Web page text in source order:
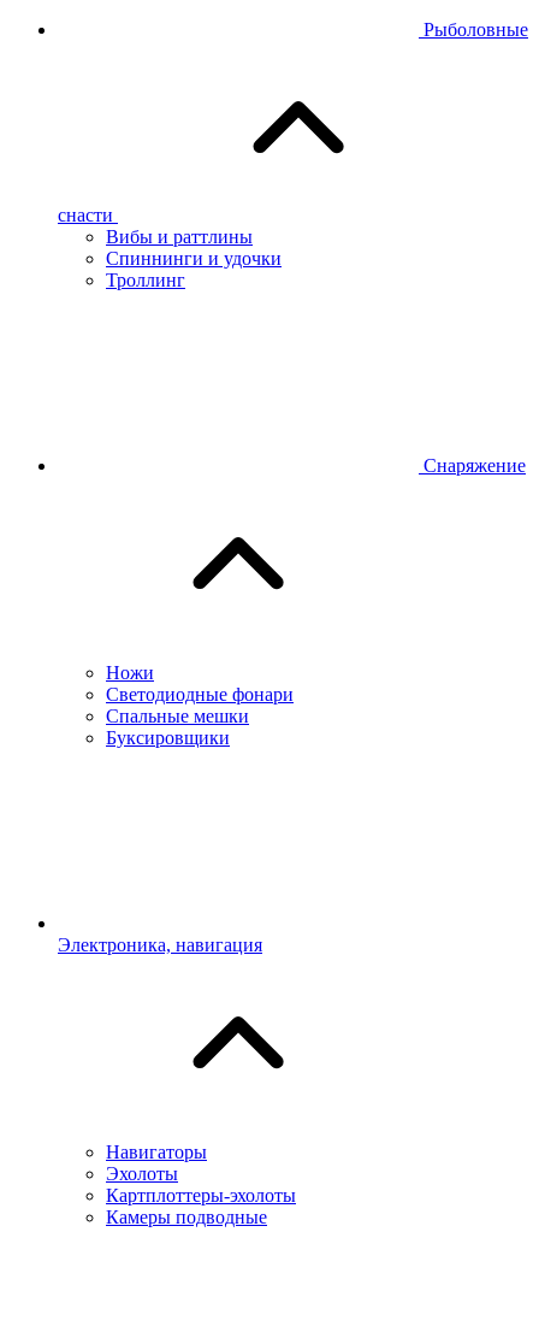
Рыболовные
снасти
Вибы и раттлины
Спиннинги и удочки
Троллинг
Снаряжение
Ножи
Светодиодные фонари
Спальные мешки
Буксировщики
Электроника, навигация
Навигаторы
Эхолоты
Картплоттеры-эхолоты
Камеры подводные